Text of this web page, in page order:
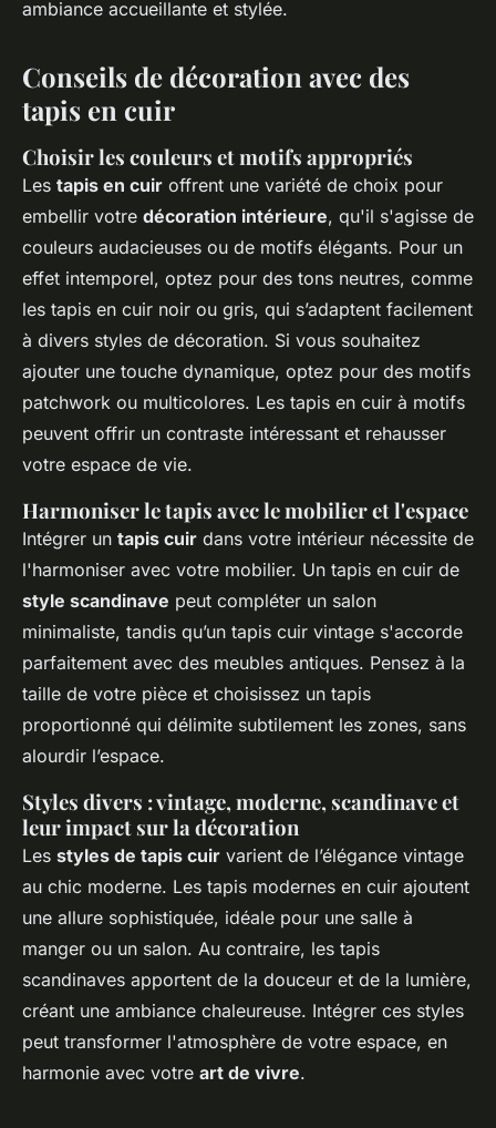
ambiance accueillante et stylée.
Conseils de décoration avec des
tapis en cuir
Choisir les couleurs et motifs appropriés
Les tapis en cuir offrent une variété de choix pour
embellir votre décoration intérieure, qu'il s'agisse de
couleurs audacieuses ou de motifs élégants. Pour un
effet intemporel, optez pour des tons neutres, comme
les tapis en cuir noir ou gris, qui s’adaptent facilement
à divers styles de décoration. Si vous souhaitez
ajouter une touche dynamique, optez pour des motifs
patchwork ou multicolores. Les tapis en cuir à motifs
peuvent offrir un contraste intéressant et rehausser
votre espace de vie.
Harmoniser le tapis avec le mobilier et l'espace
Intégrer un tapis cuir dans votre intérieur nécessite de
l'harmoniser avec votre mobilier. Un tapis en cuir de
style scandinave peut compléter un salon
minimaliste, tandis qu’un tapis cuir vintage s'accorde
parfaitement avec des meubles antiques. Pensez à la
taille de votre pièce et choisissez un tapis
proportionné qui délimite subtilement les zones, sans
alourdir l’espace.
Styles divers : vintage, moderne, scandinave et
leur impact sur la décoration
Les styles de tapis cuir varient de l’élégance vintage
au chic moderne. Les tapis modernes en cuir ajoutent
une allure sophistiquée, idéale pour une salle à
manger ou un salon. Au contraire, les tapis
scandinaves apportent de la douceur et de la lumière,
créant une ambiance chaleureuse. Intégrer ces styles
peut transformer l'atmosphère de votre espace, en
harmonie avec votre art de vivre.